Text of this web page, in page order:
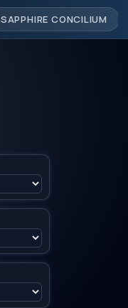
SAPPHIRE CONCILIUM